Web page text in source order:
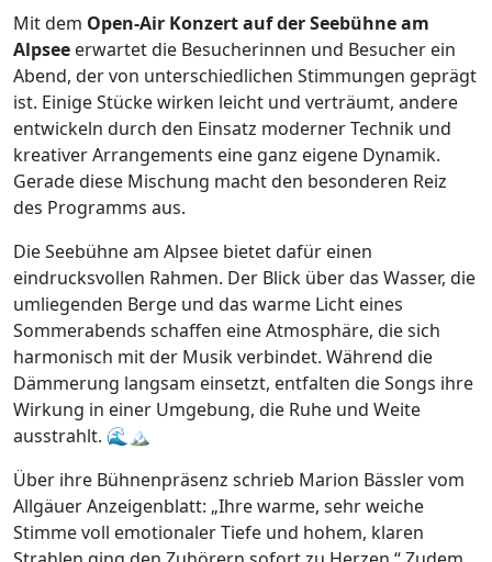
Mit dem Open-Air Konzert auf der Seebühne am
Alpsee erwartet die Besucherinnen und Besucher ein
Abend, der von unterschiedlichen Stimmungen geprägt
ist. Einige Stücke wirken leicht und verträumt, andere
entwickeln durch den Einsatz moderner Technik und
kreativer Arrangements eine ganz eigene Dynamik.
Gerade diese Mischung macht den besonderen Reiz
des Programms aus.
Die Seebühne am Alpsee bietet dafür einen
eindrucksvollen Rahmen. Der Blick über das Wasser, die
umliegenden Berge und das warme Licht eines
Sommerabends schaffen eine Atmosphäre, die sich
harmonisch mit der Musik verbindet. Während die
Dämmerung langsam einsetzt, entfalten die Songs ihre
Wirkung in einer Umgebung, die Ruhe und Weite
ausstrahlt. 🌊🏔️
Über ihre Bühnenpräsenz schrieb Marion Bässler vom
Allgäuer Anzeigenblatt: „Ihre warme, sehr weiche
Stimme voll emotionaler Tiefe und hohem, klaren